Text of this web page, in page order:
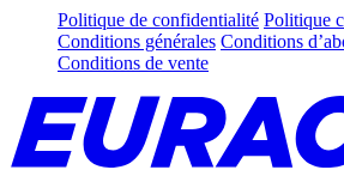
Politique de confidentialité Politique
Conditions générales Conditions
Conditions de vente